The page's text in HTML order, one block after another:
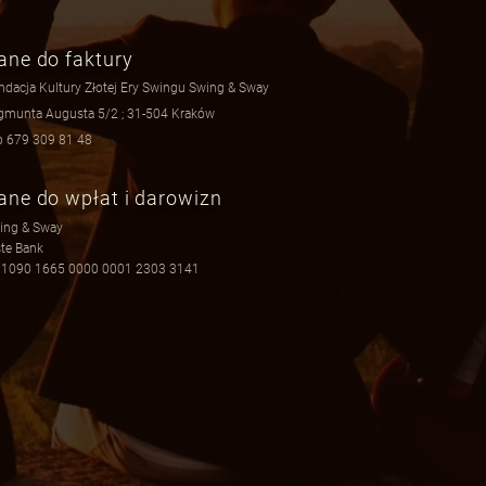
do faktury
Kultury Złotej Ery Swingu Swing & Sway
Augusta 5/2 ; 31-504 Kraków
679 309 81 48
do wpłat i darowizn
& Sway
Bank
1665 0000 0001 2303 3141